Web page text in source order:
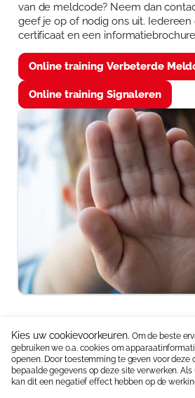
van de meldcode? Neem dan
geef je op of nodig ons uit.
certificaat en een
Online training Verbeterde
Online training Signaleren
Neem contact op:06 15336587|
Handige linkjes:
Kies uw cookievoorkeuren. Om de beste
gebruiken we o.a. cookies om
openen. Door toestemming te geven voor deze
bepaalde gegevens op deze site verwerken.
kan dit een negatief effect hebben op de